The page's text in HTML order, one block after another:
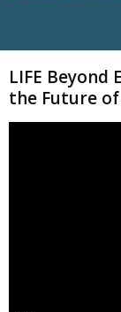
LIFE
the Future